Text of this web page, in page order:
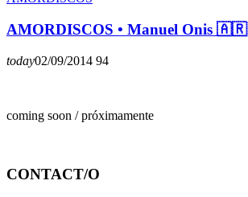
AMORDISCOS • Manuel Onis 🇦🇷
today02/09/2014 94
coming soon / próximamente
CONTACT/O